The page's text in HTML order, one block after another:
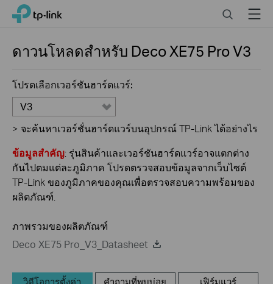
Click
navigation
TP-Link, Reliably Smart SearchMenu
ดาวนโหลดสำหรับ Deco XE75 ProV3
โปรดเลือกเวอร์ชันฮาร์ดแวร์:
V3
> จะค้นหาเวอร์ชั่นฮาร์ดแวร์บนอุปกรณ์ TP-Link ได้อย่างไร
ข้อมูลสำคัญ: รุ่นสินค้าและเวอร์ชันฮาร์ดแวร์อาจแตกต่าง
กันไปตมแต่ละภูมิภาค โปรดตรวจสอบข้อมูลจากเว็บไซต์
TP-Link ของภูมิภาคของคุณเพื่อตรวจสอบความพร้อมของ
ผลิตภัณฑ์.
ภาพรวมของผลิตภัณฑ์
Deco XE75 Pro_V3_Datasheet
วิดีโอการตั้งค่า คำถามที่พบบ่อย เฟิร์มแวร์